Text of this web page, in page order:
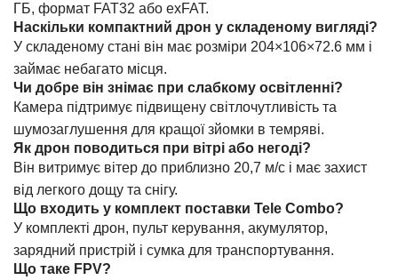
ГБ, формат FAT32 або exFAT.
Наскільки компактний дрон у складеному вигляді?
У складеному стані він має розміри 204×106×72.6 мм і
займає небагато місця.
Чи добре він знімає при слабкому освітленні?
Камера підтримує підвищену світлочутливість та
шумозаглушення для кращої зйомки в темряві.
Як дрон поводиться при вітрі або негоді?
Він витримує вітер до приблизно 20,7 м/с і має захист
від легкого дощу та снігу.
Що входить у комплект поставки Tele Combo?
У комплекті дрон, пульт керування, акумулятор,
зарядний пристрій і сумка для транспортування.
Що таке FPV?